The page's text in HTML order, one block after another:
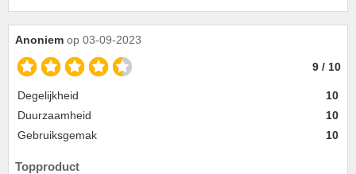
Anoniem op 03-09-2023
9 / 10
Degelijkheid
10
Duurzaamheid
10
Gebruiksgemak
10
Topproduct